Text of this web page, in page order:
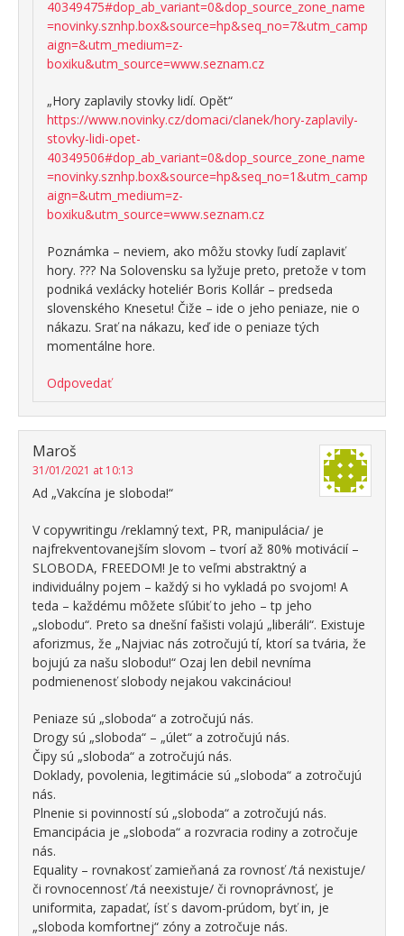
40349475#dop_ab_variant=0&dop_source_zone_name
=novinky.sznhp.box&source=hp&seq_no=7&utm_camp
aign=&utm_medium=z-
boxiku&utm_source=www.seznam.cz
„Hory zaplavily stovky lidí. Opět“
https://www.novinky.cz/domaci/clanek/hory-zaplavily-
stovky-lidi-opet-
40349506#dop_ab_variant=0&dop_source_zone_name
=novinky.sznhp.box&source=hp&seq_no=1&utm_camp
aign=&utm_medium=z-
boxiku&utm_source=www.seznam.cz
Poznámka – neviem, ako môžu stovky ľudí zaplaviť
hory. ??? Na Solovensku sa lyžuje preto, pretože v tom
podniká vexlácky hoteliér Boris Kollár – predseda
slovenského Knesetu! Čiže – ide o jeho peniaze, nie o
nákazu. Srať na nákazu, keď ide o peniaze tých
momentálne hore.
Odpovedať
Maroš
31/01/2021 at 10:13
Ad „Vakcína je sloboda!“
V copywritingu /reklamný text, PR, manipulácia/ je
najfrekventovanejším slovom – tvorí až 80% motivácií –
SLOBODA, FREEDOM! Je to veľmi abstraktný a
individuálny pojem – každý si ho vykladá po svojom! A
teda – každému môžete sľúbiť to jeho – tp jeho
„slobodu“. Preto sa dnešní fašisti volajú „liberáli“. Existuje
aforizmus, že „Najviac nás zotročujú tí, ktorí sa tvária, že
bojujú za našu slobodu!“ Ozaj len debil nevníma
podmienenosť slobody nejakou vakcináciou!
Peniaze sú „sloboda“ a zotročujú nás.
Drogy sú „sloboda“ – „úlet“ a zotročujú nás.
Čipy sú „sloboda“ a zotročujú nás.
Doklady, povolenia, legitimácie sú „sloboda“ a zotročujú
nás.
Plnenie si povinností sú „sloboda“ a zotročujú nás.
Emancipácia je „sloboda“ a rozvracia rodiny a zotročuje
nás.
Equality – rovnakosť zamieňaná za rovnosť /tá nexistuje/
či rovnocennosť /tá neexistuje/ či rovnoprávnosť, je
uniformita, zapadať, ísť s davom-prúdom, byť in, je
„sloboda komfortnej“ zóny a zotročuje nás.